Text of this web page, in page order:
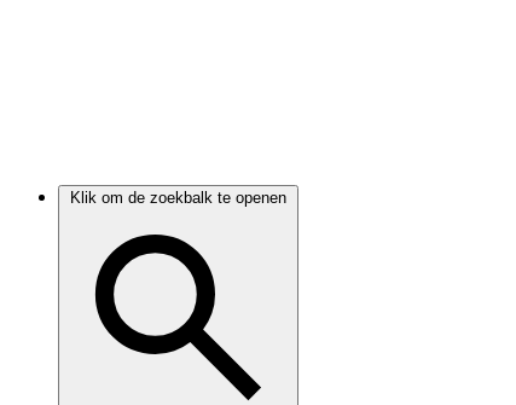
Klik om de zoekbalk te openen